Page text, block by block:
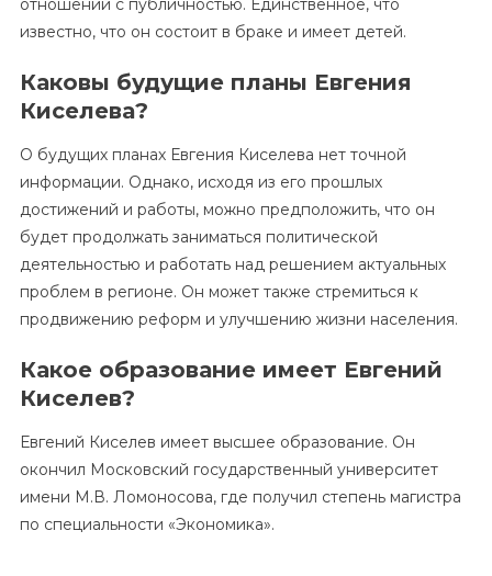
отношений с публичностью. Единственное, что
известно, что он состоит в браке и имеет детей.
Каковы будущие планы Евгения
Киселева?
О будущих планах Евгения Киселева нет точной
информации. Однако, исходя из его прошлых
достижений и работы, можно предположить, что он
будет продолжать заниматься политической
деятельностью и работать над решением актуальных
проблем в регионе. Он может также стремиться к
продвижению реформ и улучшению жизни населения.
Какое образование имеет Евгений
Киселев?
Евгений Киселев имеет высшее образование. Он
окончил Московский государственный университет
имени М.В. Ломоносова, где получил степень магистра
по специальности «Экономика».